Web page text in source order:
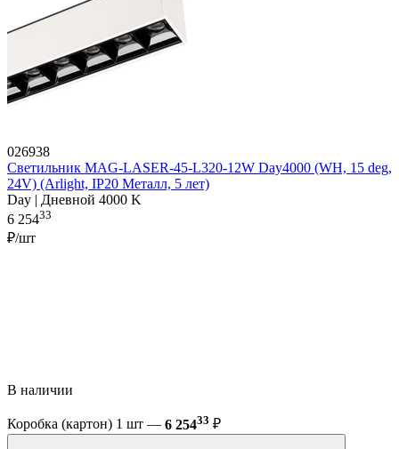
026938
Светильник MAG-LASER-45-L320-12W Day4000 (WH, 15 deg,
24V) (Arlight, IP20 Металл, 5 лет)
Day | Дневной 4000 K
6 25433
₽/шт
В наличии
Коробка (картон) 1 шт — 6 25433 ₽